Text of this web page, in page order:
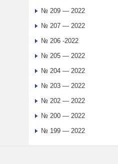
№ 209 — 2022
№ 207 — 2022
№ 206 -2022
№ 205 — 2022
№ 204 — 2022
№ 203 — 2022
№ 202 — 2022
№ 200 — 2022
№ 199 — 2022